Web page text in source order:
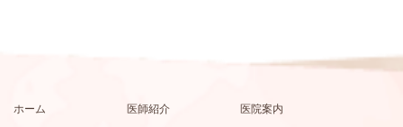
ホーム 医師紹介
医院案内